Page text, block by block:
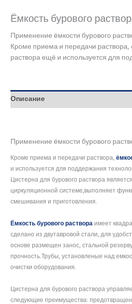
Ёмкость бурового
Применение ёмкости бурового
Кроме приема и передачи раствора,
раствора ещё и используется для
Описание
Применение ёмкости бурового
Кроме приема и передачи раствора,
и используется для поддержания
Цистерна для бурового раствора
циркуляционной системе,выполняет
смешивания и приготовления.
Ёмкость бурового раствора имеет
сделано из двутавровой стали, для
основе размещен занос, стальной
прочность.Трубы, установленые над
очистки оборудования.
Цистерна для бурового раствора
следующие преимущества: